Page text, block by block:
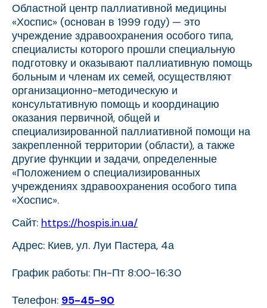
Областной центр паллиативной медицины
«Хоспис» (основан в 1999 году) — это
учреждение здравоохранения особого типа,
специалисты которого прошли специальную
подготовку и оказывают паллиативную помощь
больным и членам их семей, осуществляют
организационно-методическую и
консультативную помощь и координацию
оказания первичной, общей и
специализированной паллиативной помощи на
закрепленной территории (области), а также
другие функции и задачи, определенные
«Положением о специализированных
учреждениях здравоохранения особого типа
«Хоспис».
Сайт: https://hospis.in.ua/
Адрес: Киев, ул. Луи Пастера, 4а
График работы: Пн-Пт 8:00-16:30
Телефон: 95-45-90